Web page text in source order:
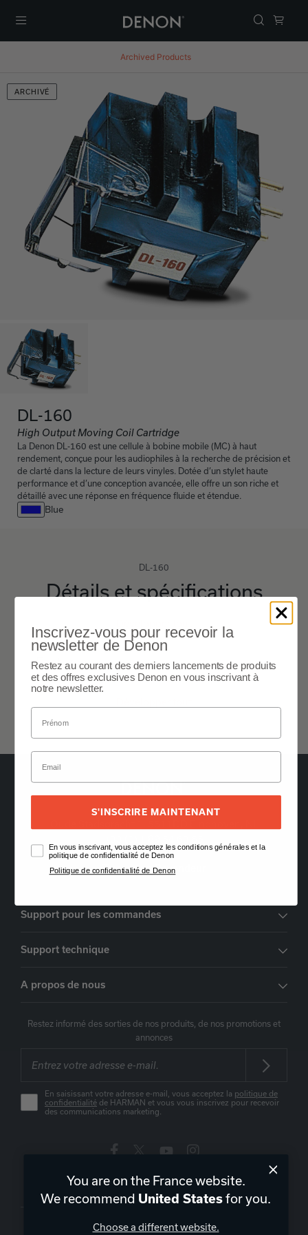
Archived Products
ARCHIVÉ
DL-160
High Output Moving Coil Cartridge
La Denon DL-160 est une cellule à bobine mobile (MC) à haut
rendement, conçue pour les audiophiles à la recherche de précision et
de clarté dans la lecture de leurs vinyles. Dotée d’un stylet haute
performance et d’une conception avancée, elle offre un son riche et
détaillé avec une réponse en fréquence fluide et étendue.
Blue
DL-160
Détails et spécifications
Features
Trouver un Revendeur
Support pour les commandes
Support technique
A propos de nous
Restez informé des sorties de nos produits, de nos promotions et
annonces
En saisissant votre adresse e-mail, vous acceptez la politique de
confidentialité de HARMAN et vous vous inscrivez pour recevoir
des communications marketing.
France FR
You are on the France website.
We recommend United Statesfor you.
Choose a different website.
Inscrivez-vous pour recevoir la
newsletter de Denon
Restez au courant des derniers lancements de produits
et des offres exclusives Denon en vous inscrivant à
notre newsletter.
S'INSCRIRE MAINTENANT
En vous inscrivant, vous acceptez les conditions générales et la
politique de confidentialité de Denon
Politique de confidentialité de Denon